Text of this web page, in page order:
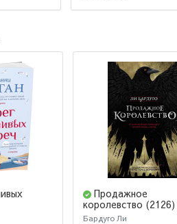
Продажное
королевство (2126)
Бардуго Ли